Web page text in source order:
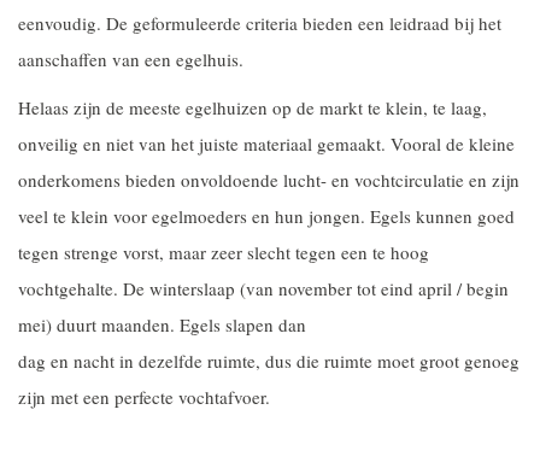
eenvoudig. De geformuleerde criteria bieden een leidraad bij het
aanschaffen van een egelhuis.
Helaas zijn de meeste egelhuizen op de markt te klein, te laag,
onveilig en niet van het juiste materiaal gemaakt. Vooral de kleine
onderkomens bieden onvoldoende lucht- en vochtcirculatie en zijn
veel te klein voor egelmoeders en hun jongen. Egels kunnen goed
tegen strenge vorst, maar zeer slecht tegen een te hoog
vochtgehalte. De winterslaap (van november tot eind april / begin
mei) duurt maanden. Egels slapen dan
dag en nacht in dezelfde ruimte, dus die ruimte moet groot genoeg
zijn met een perfecte vochtafvoer.